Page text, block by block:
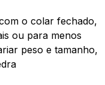
o colar fechado,
ou para menos
peso e tamanho,